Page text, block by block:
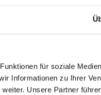
für soziale
Informationen zu Ihrer
Unsere Partner